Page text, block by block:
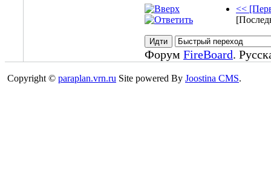
<<
Форум FireBoard.
Copyright © paraplan.vrn.ru Site powered By Joostina CMS.